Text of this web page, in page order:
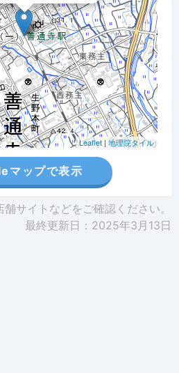
Leaflet| 地理院タイル
マップで表示
サイトなどをご確認ください。
最終更新日：2025年3月13日